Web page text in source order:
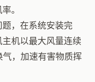
。
，在系统安装完
机以最大风量连续
，加速有害物质挥